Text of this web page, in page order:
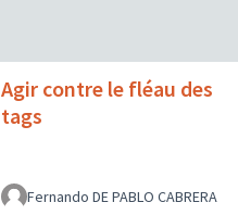
Agir contre le fléau des
tags
Fernando DE PABLO CABRERA